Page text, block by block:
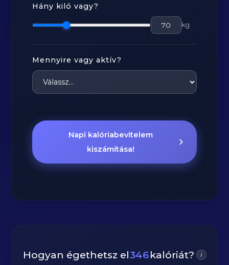
Hány kiló vagy?
kg
Mennyire vagy aktív?
Napi kalóriabevitelem
kiszámítása!
Hogyan égethetsz el346kalóriát? i